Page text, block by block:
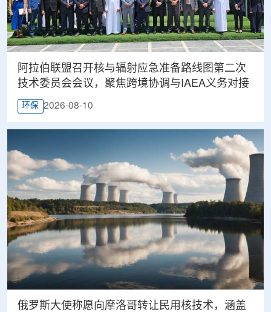
阿拉伯联盟召开核与辐射应急准备路线图第二次
技术委员会会议，聚焦跨境协调与IAEA义务对接
环保 2026-08-10
俄罗斯大使称愿向摩洛哥转让民用核技术，涵盖